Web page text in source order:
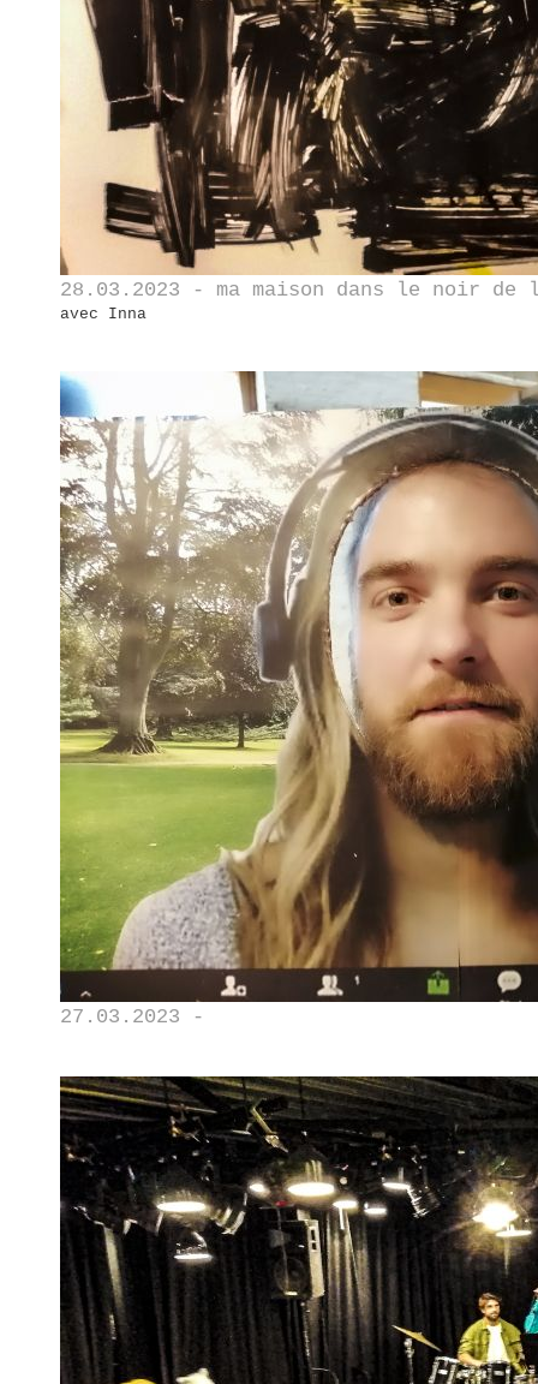
28.03.2023 - ma maison dans le noir
avec Inna
27.03.2023 -